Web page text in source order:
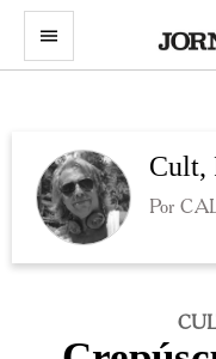
menu
Cult,
Por